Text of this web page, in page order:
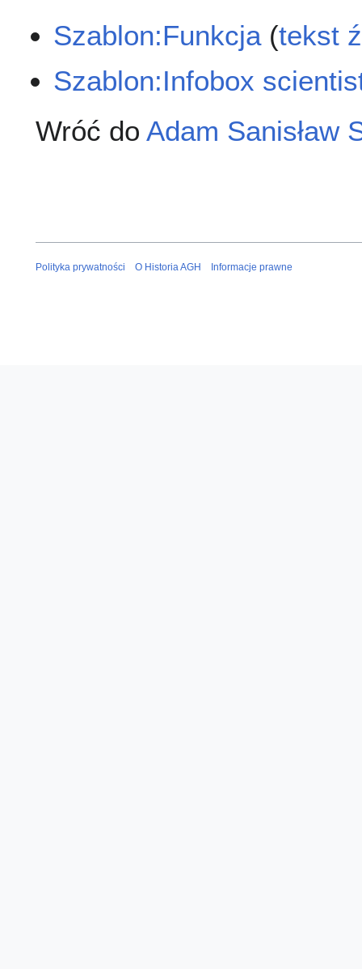
Szablon:Funkcja (tekst
Szablon:Infobox
Wróć do Adam Sanisław
Polityka prywatności O Historia AGH Informacje prawne